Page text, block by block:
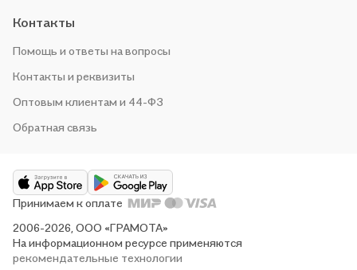
Контакты
Помощь и ответы на вопросы
Контакты и реквизиты
Оптовым клиентам и 44-ФЗ
Обратная связь
2006-2026, ООО «ГРАМОТА»
На информационном ресурсе применяются
рекомендательные технологии
Принимаем к оплате